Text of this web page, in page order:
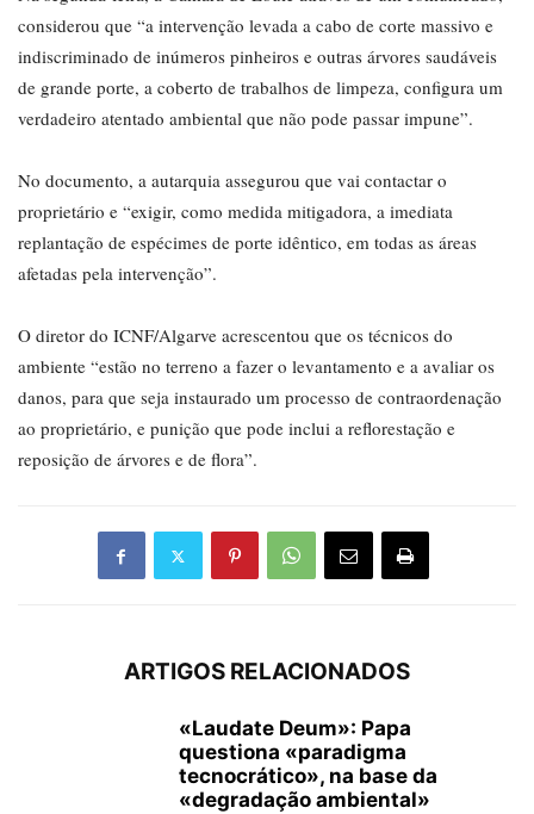
considerou que “a intervenção levada a cabo de corte massivo e
indiscriminado de inúmeros pinheiros e outras árvores saudáveis
de grande porte, a coberto de trabalhos de limpeza, configura um
verdadeiro atentado ambiental que não pode passar impune”.
No documento, a autarquia assegurou que vai contactar o
proprietário e “exigir, como medida mitigadora, a imediata
replantação de espécimes de porte idêntico, em todas as áreas
afetadas pela intervenção”.
O diretor do ICNF/Algarve acrescentou que os técnicos do
ambiente “estão no terreno a fazer o levantamento e a avaliar os
danos, para que seja instaurado um processo de contraordenação
ao proprietário, e punição que pode inclui a reflorestação e
reposição de árvores e de flora”.
ARTIGOS RELACIONADOS
«Laudate Deum»: Papa
questiona «paradigma
tecnocrático», na base da
«degradação ambiental»